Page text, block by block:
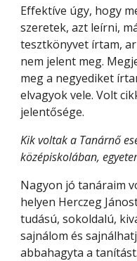
Effektíve úgy, hogy
szeretek, azt leírni,
tesztkönyvet írtam,
nem jelent meg.
meg a negyediket
elvagyok vele. Volt
jelentősége.
Kik voltak a Tanárnő
középiskolában,
Nagyon jó tanáraim
helyen Herczeg
tudású, sokoldalú,
sajnálom és
abbahagyta a